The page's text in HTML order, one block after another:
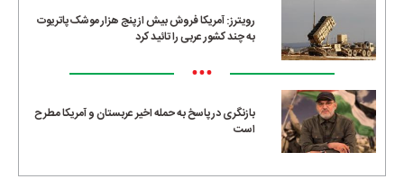
رویترز: آمریکا فروش بیش از پنج هزار موشک پاتریوت
به چند کشور عربی را تائید کرد
•••
بازنگری در پاسخ به حمله اخیر عربستان و آمریکا مطرح
است